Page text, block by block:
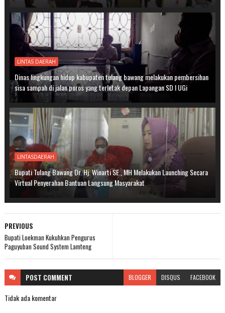
LINTAS DAERAH
Dinas lingkungan hidup kabupaten tulang bawang melakukan pembersihan
sisa sampah di jalan poros yang terletak depan Lapangan SD I UGi
LINTASDAERAH
Bupati Tulang Bawang Dr. Hj. Winarti SE., MH Melakukan Launching Secara
Virtual Penyerahan Bantuan Langsung Masyarakat
PREVIOUS
Bupati Loekman Kukuhkan Pengurus
Paguyuban Sound System Lamteng
POST COMMENT BLOGGER DISQUS FACEBOOK
Tidak ada komentar